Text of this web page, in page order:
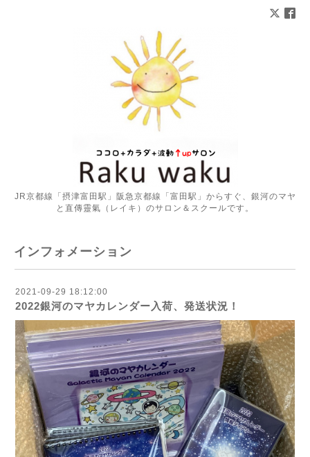
JR京都線「摂津富田駅」阪急京都線「富田駅」からすぐ、銀河のマヤ
と直傳靈氣（レイキ）のサロン＆スクールです。
インフォメーション
2021-09-29 18:12:00
2022銀河のマヤカレンダー入荷、発送状況！